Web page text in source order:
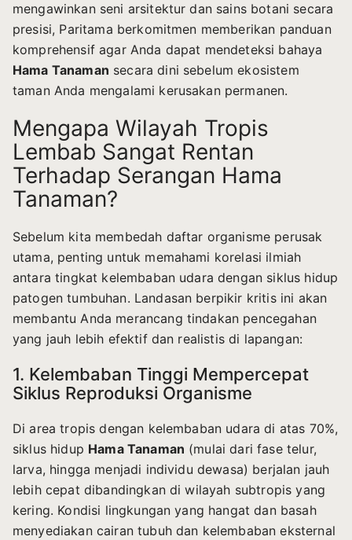
mengawinkan seni arsitektur dan sains botani secara
presisi, Paritama berkomitmen memberikan panduan
komprehensif agar Anda dapat mendeteksi bahaya
Hama Tanaman secara dini sebelum ekosistem
taman Anda mengalami kerusakan permanen.
Mengapa Wilayah Tropis
Lembab Sangat Rentan
Terhadap Serangan Hama
Tanaman?
Sebelum kita membedah daftar organisme perusak
utama, penting untuk memahami korelasi ilmiah
antara tingkat kelembaban udara dengan siklus hidup
patogen tumbuhan. Landasan berpikir kritis ini akan
membantu Anda merancang tindakan pencegahan
yang jauh lebih efektif dan realistis di lapangan:
1. Kelembaban Tinggi Mempercepat
Siklus Reproduksi Organisme
Di area tropis dengan kelembaban udara di atas 70%,
siklus hidup Hama Tanaman (mulai dari fase telur,
larva, hingga menjadi individu dewasa) berjalan jauh
lebih cepat dibandingkan di wilayah subtropis yang
kering. Kondisi lingkungan yang hangat dan basah
menyediakan cairan tubuh dan kelembaban eksternal